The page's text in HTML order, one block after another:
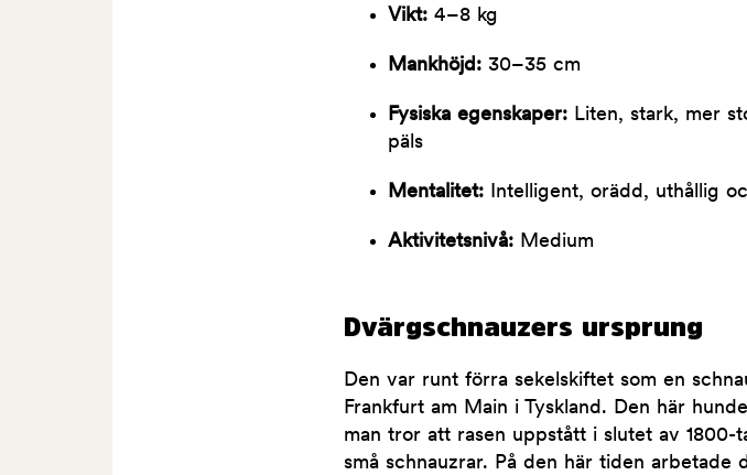
Vikt: 4–8 kg
Mankhöjd: 30–35 cm
Fysiska egenskaper: Liten, stark, mer
päls
Mentalitet: Intelligent, orädd, uthållig
Aktivitetsnivå: Medium
Dvärgschnauzers ursprung
Den var runt förra sekelskiftet som en
Frankfurt am Main i Tyskland. Den här
man tror att rasen uppstått i slutet av
små schnauzrar. På den här tiden arbetade